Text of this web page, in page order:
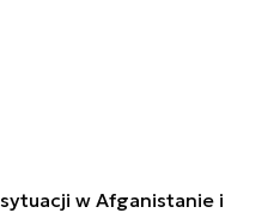
sytuacji w Afganistanie i